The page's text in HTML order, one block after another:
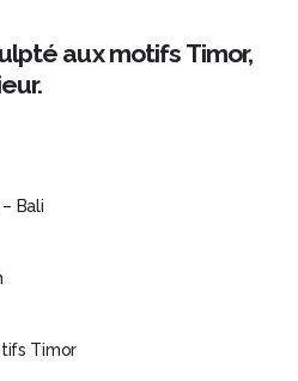
aux motifs Timor,
Bali
Timor